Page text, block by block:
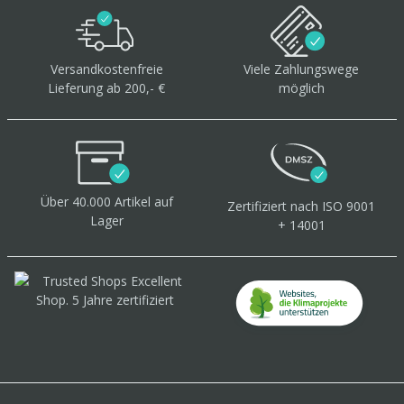
Versandkostenfreie
Lieferung ab 200,- €
Viele Zahlungswege
möglich
Über 40.000 Artikel auf
Lager
Zertifiziert nach ISO 9001
+ 14001